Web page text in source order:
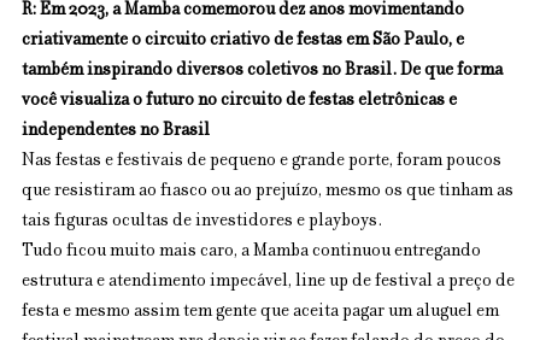
R: Em 2023, a Mamba comemorou dez anos movimentando
criativamente o circuito criativo de festas em São Paulo, e
também inspirando diversos coletivos no Brasil. De que forma
você visualiza o futuro no circuito de festas eletrônicas e
independentes no Brasil
Nas festas e festivais de pequeno e grande porte, foram poucos
que resistiram ao fiasco ou ao prejuízo, mesmo os que tinham as
tais figuras ocultas de investidores e playboys.
Tudo ficou muito mais caro, a Mamba continuou entregando
estrutura e atendimento impecável, line up de festival a preço de
festa e mesmo assim tem gente que aceita pagar um aluguel em